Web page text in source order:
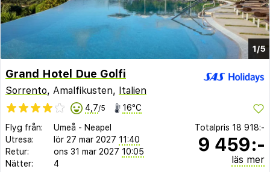
1/5
Grand Hotel Due Golfi
Sorrento, Amalfikusten, Italien
4,7/5 16°C
Flyg från: Umeå - Neapel
Utresa:
lör 27 mar 2027 11:40
Retur:
ons 31 mar 2027 10:05
Nätter:
4
Totalpris 18 918:-
9 459:-
läs mer